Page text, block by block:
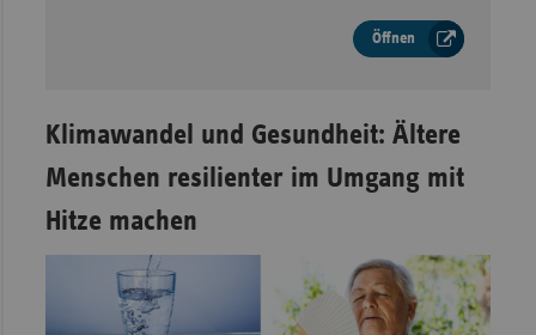
Öffnen
Klimawandel und Gesundheit: Ältere
Menschen resilienter im Umgang mit
Hitze machen